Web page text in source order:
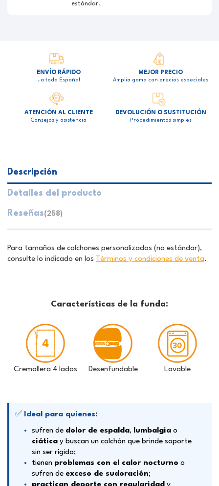
estándar.
ENVÍO RÁPIDO
…a toda España!
MEJOR PRECIO
Amplia gama con precios especiales
ATENCIÓN AL CLIENTE
Consejos y asistencia
DEVOLUCIÓN O SUSTITUCIÓN
Procedimientos simples
Descripción
Detalles del producto
Reseñas(258)
Para tamaños de colchones personalizados (no estándar),
consulte lo indicado en los Términos y condiciones de venta.
Características de la funda:
Cremallera 4 lados Desenfundable Lavable
✅ Ideal para quienes:
sufren de dolor de espalda, lumbalgia o
ciática y buscan un colchón que brinde soporte
sin ser rígido;
tienen problemas con el calor nocturno o
sufren de exceso de sudoración;
practican deporte con regularidad y